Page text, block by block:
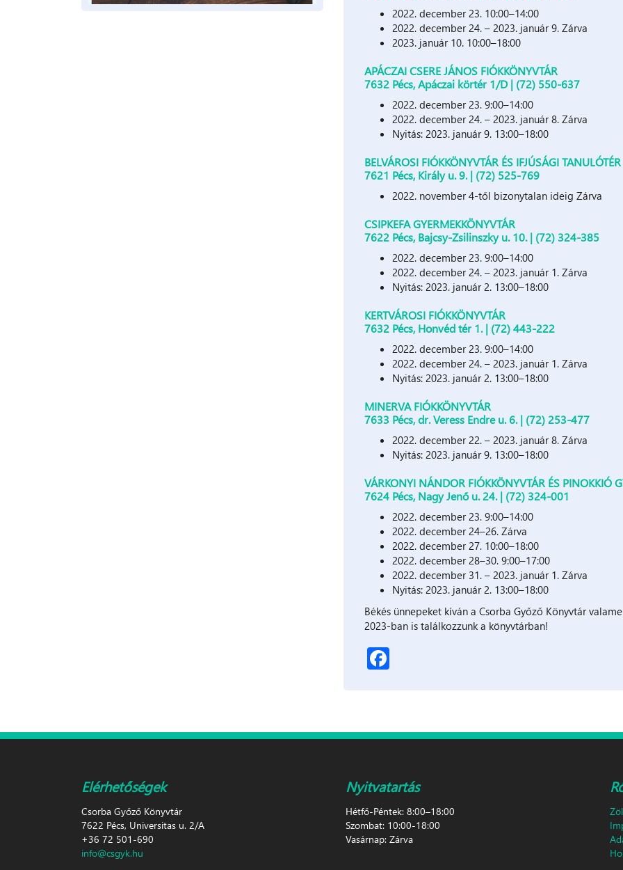
2022. december 23. 10:00–14:00
2022. december 24. – 2023. január 9. Zárva
2023. január 10. 10:00–18:00
APÁCZAI CSERE JÁNOS FIÓKKÖNYVTÁR
7632 Pécs, Apáczai körtér 1/D | (72) 550-637
2022. december 23. 9:00–14:00
2022. december 24. – 2023. január 8. Zárva
Nyitás: 2023. január 9. 13:00–18:00
BELVÁROSI FIÓKKÖNYVTÁR ÉS IFJÚSÁGI TANULÓTÉR
7621 Pécs, Király u. 9. | (72) 525-769
2022. november 4-től bizonytalan ideig Zárva
CSIPKEFA GYERMEKKÖNYVTÁR
7622 Pécs, Bajcsy-Zsilinszky u. 10. | (72) 324-385
2022. december 23. 9:00–14:00
2022. december 24. – 2023. január 1. Zárva
Nyitás: 2023. január 2. 13:00–18:00
KERTVÁROSI FIÓKKÖNYVTÁR
7632 Pécs, Honvéd tér 1. | (72) 443-222
2022. december 23. 9:00–14:00
2022. december 24. – 2023. január 1. Zárva
Nyitás: 2023. január 2. 13:00–18:00
MINERVA FIÓKKÖNYVTÁR
7633 Pécs, dr. Veress Endre u. 6. | (72) 253-477
2022. december 22. – 2023. január 8. Zárva
Nyitás: 2023. január 9. 13:00–18:00
VÁRKONYI NÁNDOR FIÓKKÖNYVTÁR ÉS PINOKKIÓ
7624 Pécs, Nagy Jenő u. 24. | (72) 324-001
2022. december 23. 9:00–14:00
2022. december 24–26. Zárva
2022. december 27. 10:00–18:00
2022. december 28–30. 9:00–17:00
2022. december 31. – 2023. január 1. Zárva
Nyitás: 2023. január 2. 13:00–18:00
Békés ünnepeket kíván a Csorba Győző Könyvtár
2023-ban is találkozzunk a könyvtárban!
Elérhetőségek
Csorba Győző Könyvtár
7622 Pécs, Universitas u. 2/A
+36 72 501-690
info@csgyk.hu
Nyitvatartás
Hétfő-Péntek: 8:00–18:00
Szombat: 10:00-18:00
Vasárnap: Zárva